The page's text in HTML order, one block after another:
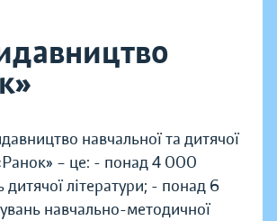
навчальної та дитячої
– це: - понад 4 000
літератури; - понад 6
навчально-методичної